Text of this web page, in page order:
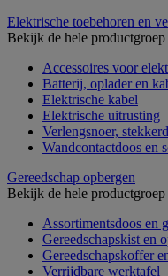
Elektrische toebehoren en
Bekijk de hele productgroep
Accessoires voor
Batterij, oplader en
Elektrische kabel
Elektrische uitrusting
Verlengsnoer,
Wandcontactdoos en
Gereedschap opbergen
Bekijk de hele productgroep
Assortimentsdoos en
Gereedschapskist en
Gereedschapskoffer
Verrijdbare werktafel